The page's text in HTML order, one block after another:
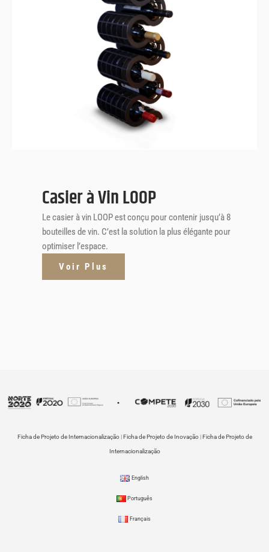
LOOP
Casier à Vin
Casier à Vin LOOP
Le casier à vin LOOP est conçu pour contenir jusqu’à 8
bouteilles de vin. C’est la solution la plus élégante pour
optimiser l’espace.
Voir Plus
Ficha de Projeto de Internacionalização| Ficha de Projeto de Inovação| Ficha de Projeto de
Internacionalização
English
Português
Français